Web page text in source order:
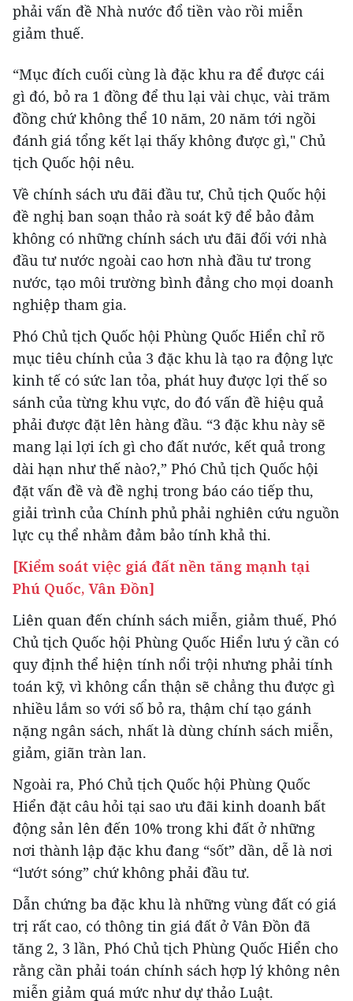
phải vấn đề Nhà nước đổ tiền vào rồi miễn
giảm thuế.
“Mục đích cuối cùng là đặc khu ra để được cái
gì đó, bỏ ra 1 đồng để thu lại vài chục, vài trăm
đồng chứ không thể 10 năm, 20 năm tới ngồi
đánh giá tổng kết lại thấy không được gì," Chủ
tịch Quốc hội nêu.
Về chính sách ưu đãi đầu tư, Chủ tịch Quốc hội
đề nghị ban soạn thảo rà soát kỹ để bảo đảm
không có những chính sách ưu đãi đối với nhà
đầu tư nước ngoài cao hơn nhà đầu tư trong
nước, tạo môi trường bình đẳng cho mọi doanh
nghiệp tham gia.
Phó Chủ tịch Quốc hội Phùng Quốc Hiển chỉ rõ
mục tiêu chính của 3 đặc khu là tạo ra động lực
kinh tế có sức lan tỏa, phát huy được lợi thế so
sánh của từng khu vực, do đó vấn đề hiệu quả
phải được đặt lên hàng đầu. “3 đặc khu này sẽ
mang lại lợi ích gì cho đất nước, kết quả trong
dài hạn như thế nào?,” Phó Chủ tịch Quốc hội
đặt vấn đề và đề nghị trong báo cáo tiếp thu,
giải trình của Chính phủ phải nghiên cứu nguồn
lực cụ thể nhằm đảm bảo tính khả thi.
[Kiểm soát việc giá đất nền tăng mạnh tại
Phú Quốc, Vân Đồn]
Liên quan đến chính sách miễn, giảm thuế, Phó
Chủ tịch Quốc hội Phùng Quốc Hiển lưu ý cần có
quy định thể hiện tính nổi trội nhưng phải tính
toán kỹ, vì không cẩn thận sẽ chẳng thu được gì
nhiều lắm so với số bỏ ra, thậm chí tạo gánh
nặng ngân sách, nhất là dùng chính sách miễn,
giảm, giãn tràn lan.
Ngoài ra, Phó Chủ tịch Quốc hội Phùng Quốc
Hiển đặt câu hỏi tại sao ưu đãi kinh doanh bất
động sản lên đến 10% trong khi đất ở những
nơi thành lập đặc khu đang “sốt” dần, dễ là nơi
“lướt sóng” chứ không phải đầu tư.
Dẫn chứng ba đặc khu là những vùng đất có giá
trị rất cao, có thông tin giá đất ở Vân Đồn đã
tăng 2, 3 lần, Phó Chủ tịch Phùng Quốc Hiển cho
rằng cần phải toán chính sách hợp lý không nên
miễn giảm quá mức như dự thảo Luật.